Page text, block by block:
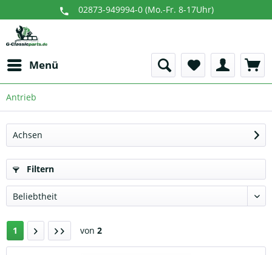
02873-949994-0 (Mo.-Fr. 8-17Uhr)
Menü
Antrieb
Achsen
Filtern
1 von 2